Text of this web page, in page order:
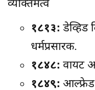
व्यक्तिमत्वे
१८१३: डेव्हिड
धर्मप्रसारक.
१८४८: वायट
१८४९: आल्फ्रेड